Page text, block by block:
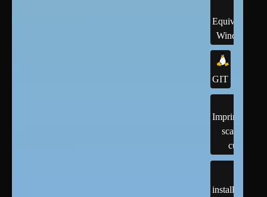
Equivalents
Windows
GIT
Imprimantes,
scanner,
cups
installation